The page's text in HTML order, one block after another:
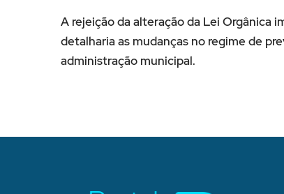
A rejeição da alteração da Lei Orgânica
detalharia as mudanças no regime de
administração municipal.